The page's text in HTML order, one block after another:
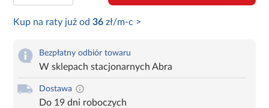
Kup na raty już od36 zł/m-c >
Bezpłatny odbiór towaru
W sklepach stacjonarnych Abra
Dostawa
Do 19 dni roboczych